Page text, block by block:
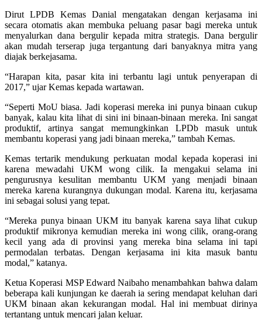
Dirut LPDB Kemas Danial mengatakan dengan kerjasama ini
secara otomatis akan membuka peluang pasar bagi mereka untuk
menyalurkan dana bergulir kepada mitra strategis. Dana bergulir
akan mudah terserap juga tergantung dari banyaknya mitra yang
diajak berkejasama.
“Harapan kita, pasar kita ini terbantu lagi untuk penyerapan di
2017,” ujar Kemas kepada wartawan.
“Seperti MoU biasa. Jadi koperasi mereka ini punya binaan cukup
banyak, kalau kita lihat di sini ini binaan-binaan mereka. Ini sangat
produktif, artinya sangat memungkinkan LPDb masuk untuk
membantu koperasi yang jadi binaan mereka,” tambah Kemas.
Kemas tertarik mendukung perkuatan modal kepada koperasi ini
karena mewadahi UKM wong cilik. Ia mengakui selama ini
pengurusnya kesulitan membantu UKM yang menjadi binaan
mereka karena kurangnya dukungan modal. Karena itu, kerjasama
ini sebagai solusi yang tepat.
“Mereka punya binaan UKM itu banyak karena saya lihat cukup
produktif mikronya kemudian mereka ini wong cilik, orang-orang
kecil yang ada di provinsi yang mereka bina selama ini tapi
permodalan terbatas. Dengan kerjasama ini kita masuk bantu
modal,” katanya.
Ketua Koperasi MSP Edward Naibaho menambahkan bahwa dalam
beberapa kali kunjungan ke daerah ia sering mendapat keluhan dari
UKM binaan akan kekurangan modal. Hal ini membuat dirinya
tertantang untuk mencari jalan keluar.